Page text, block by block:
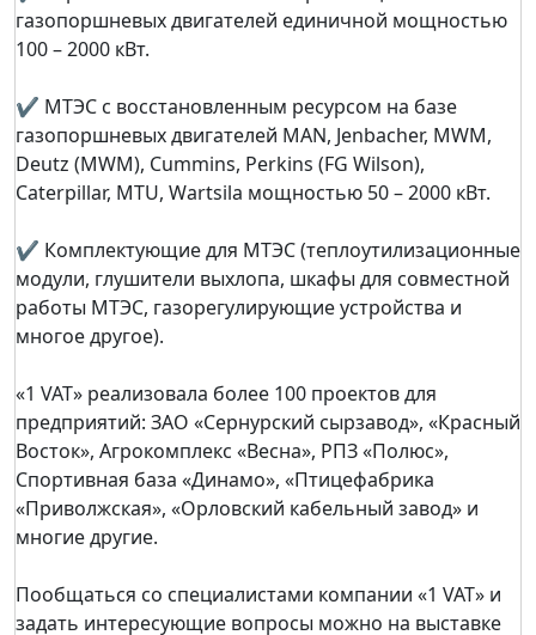
газопоршневых двигателей единичной мощностью
100 – 2000 кВт.
✔ МТЭС с восстановленным ресурсом на базе
газопоршневых двигателей MAN, Jenbacher, MWM,
Deutz (MWM), Cummins, Perkins (FG Wilson),
Caterpillar, MTU, Wartsila мощностью 50 – 2000 кВт.
✔ Комплектующие для МТЭС (теплоутилизационные
модули, глушители выхлопа, шкафы для совместной
работы МТЭС, газорегулирующие устройства и
многое другое).
«1 VAT» реализовала более 100 проектов для
предприятий: ЗАО «Сернурский сырзавод», «Красный
Восток», Агрокомплекс «Весна», РПЗ «Полюс»,
Спортивная база «Динамо», «Птицефабрика
«Приволжская», «Орловский кабельный завод» и
многие другие.
Пообщаться со специалистами компании «1 VAT» и
задать интересующие вопросы можно на выставке